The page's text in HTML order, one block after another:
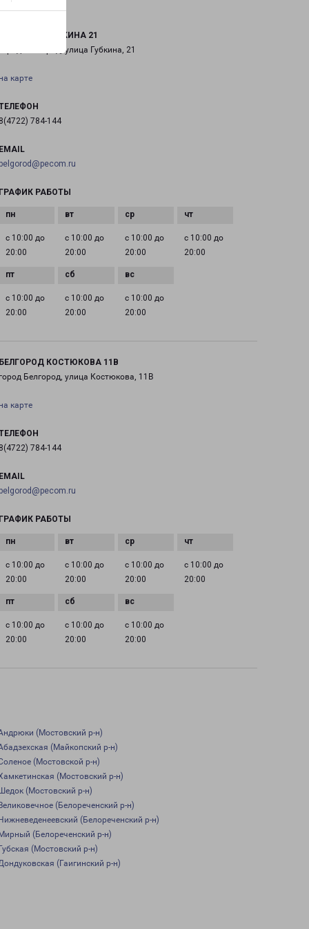
ГУБКИНА 21
Белгород, улица Губкина, 21
карте
784-144
РАБОТЫ
с 10:00 до
20:00
с 10:00 до
20:00
с 10:00 до
20:00
с 10:00 до
20:00
с 10:00 до
20:00
с 10:00 до
20:00
с 10:00 до
20:00
КОСТЮКОВА 11В
Белгород, улица Костюкова, 11В
карте
784-144
РАБОТЫ
с 10:00 до
20:00
с 10:00 до
20:00
с 10:00 до
20:00
с 10:00 до
20:00
с 10:00 до
20:00
с 10:00 до
20:00
с 10:00 до
20:00
(Мостовский р-н)
(Майкопский р-н)
(Мостовской р-н)
(Мостовский р-н)
(Мостовский р-н)
(Белореченский р-н)
(Белореченский р-н)
(Белореченский р-н)
(Мостовский р-н)
(Гаигинский р-н)